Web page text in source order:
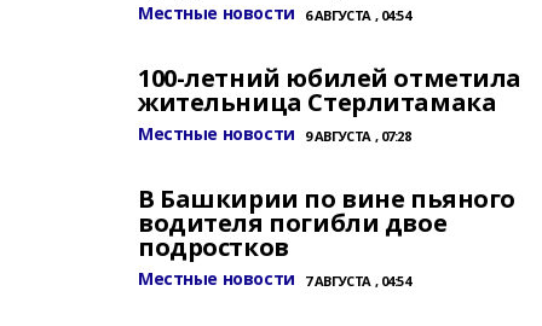
Местные новости 6 АВГУСТА , 04:54
100-летний юбилей отметила
жительница Стерлитамака
Местные новости 9 АВГУСТА , 07:28
В Башкирии по вине пьяного
водителя погибли двое
подростков
Местные новости 7 АВГУСТА , 04:54